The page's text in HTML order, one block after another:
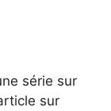
série sur
sur